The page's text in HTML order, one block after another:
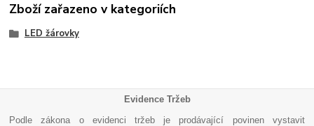
Zboží zařazeno v kategoriích
LED žárovky
Evidence Tržeb
Podle zákona o evidenci tržeb je prodávající povinen vystavit